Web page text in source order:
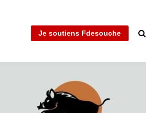
Je soutiens Fdesouche